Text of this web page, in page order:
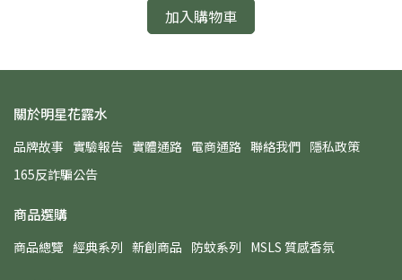
加入購物車
關於明星花露水
品牌故事 實驗報告 實體通路 電商通路 聯絡我們 隱私政策
165反詐騙公告
商品選購
商品總覽 經典系列 新創商品 防蚊系列 MSLS 質感香氛